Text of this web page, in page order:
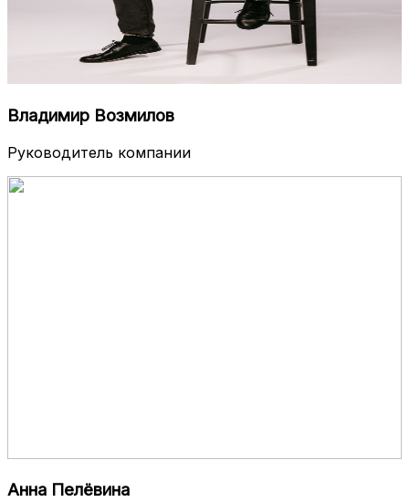
Владимир Возмилов
Руководитель компании
Анна Пелёвина